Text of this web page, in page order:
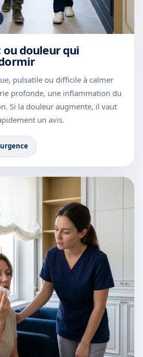
ou douleur qui
pulsatile ou difficile à calmer
profonde, une inflammation du
Si la douleur augmente, il vaut
un avis.